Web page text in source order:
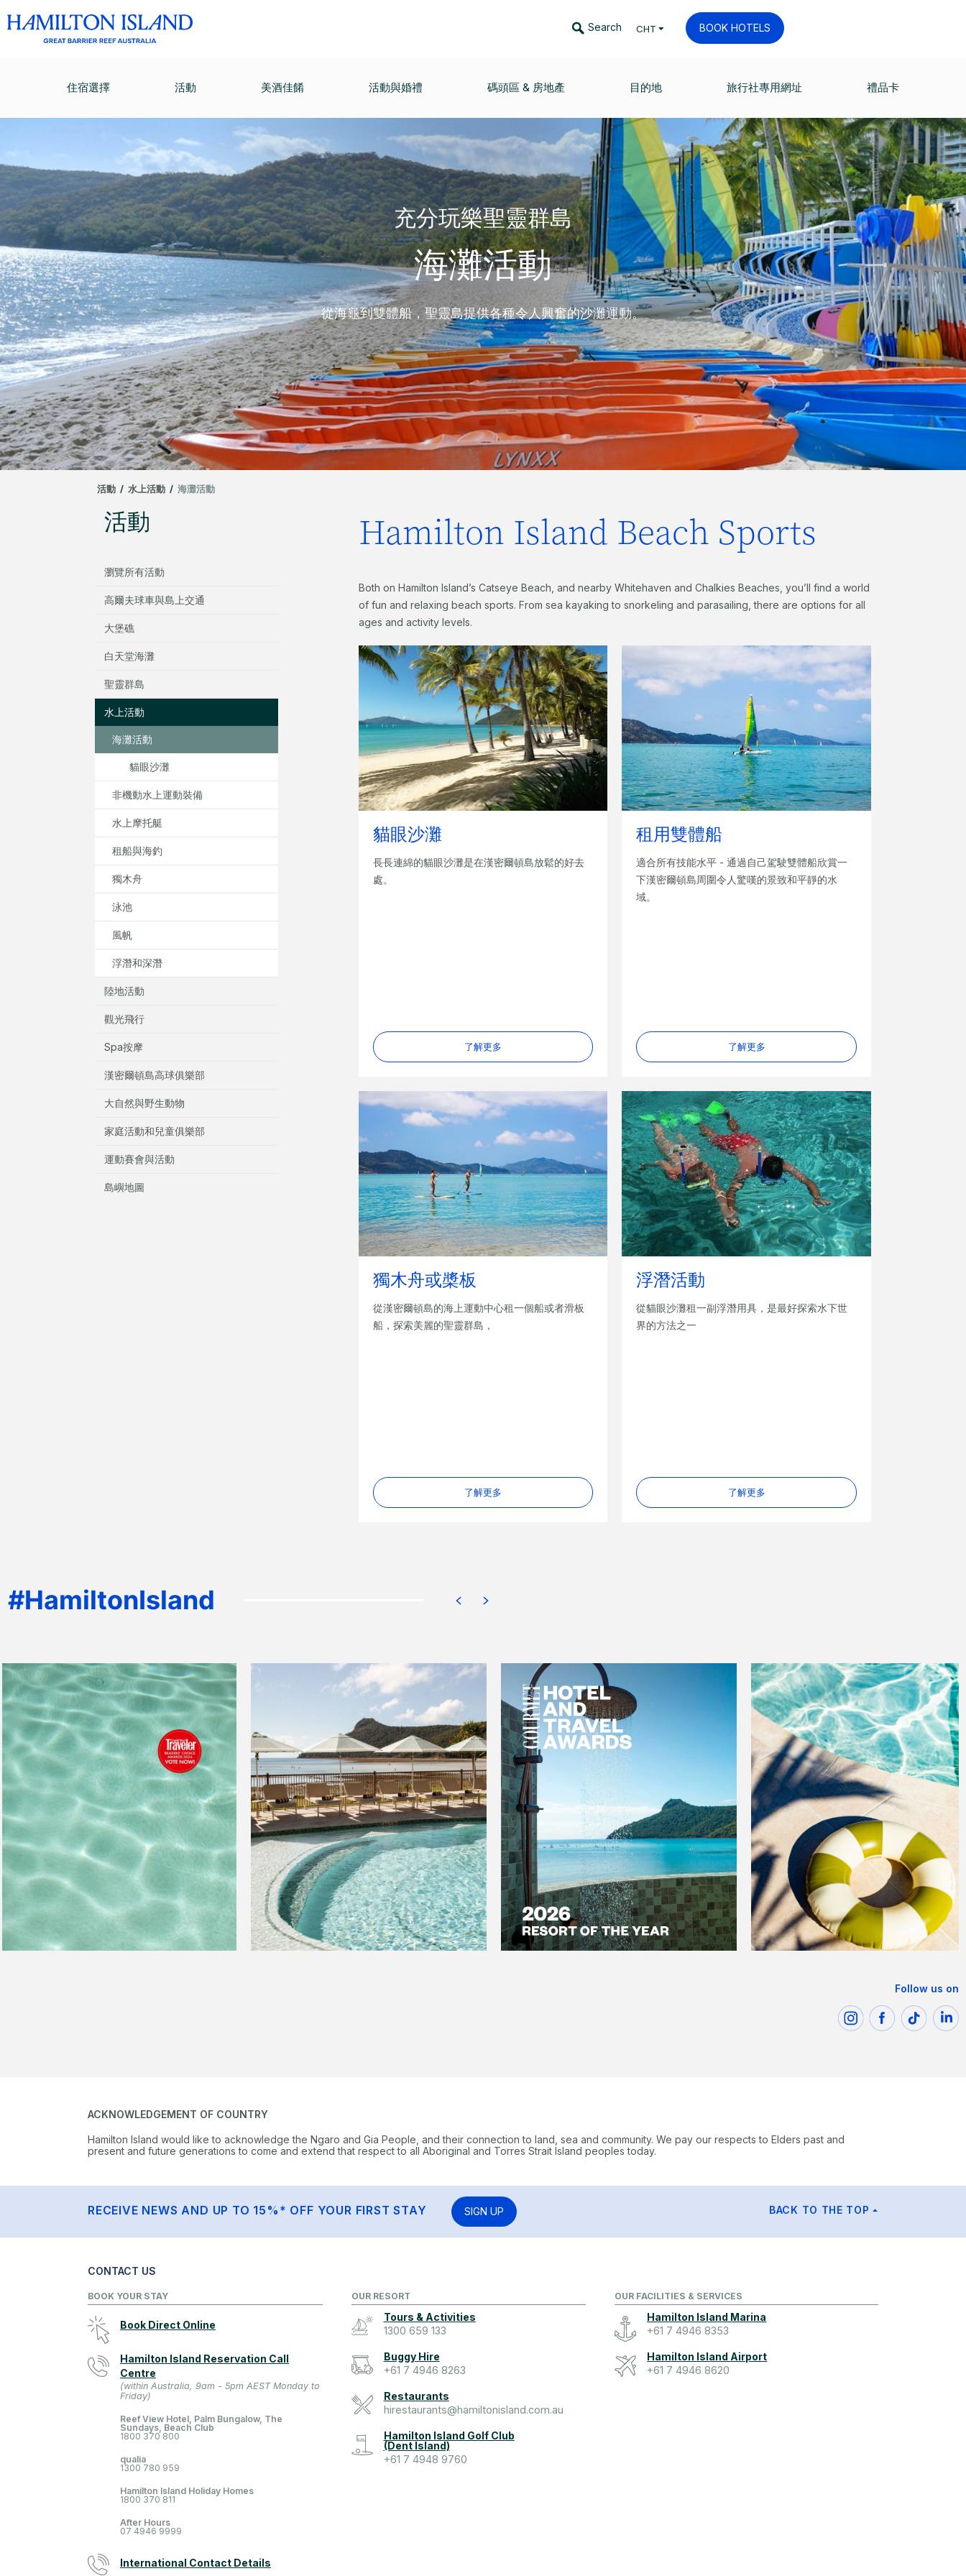
Search CHT BOOK HOTELS
住宿選擇 活動 美酒佳餚 活動與婚禮 碼頭區 & 房地產 目的地 旅行社專用網址 禮品卡
充分玩樂聖靈群島
海灘活動
從海龜到雙體船，聖靈島提供各種令人興奮的沙灘運動。
活動 / 水上活動 / 海灘活動
活動
瀏覽所有活動
高爾夫球車與島上交通
大堡礁
白天堂海灘
聖靈群島
水上活動
海灘活動
貓眼沙灘
非機動水上運動裝備
水上摩托艇
租船與海釣
獨木舟
泳池
風帆
浮潛和深潛
陸地活動
觀光飛行
Spa按摩
漢密爾頓島高球俱樂部
大自然與野生動物
家庭活動和兒童俱樂部
運動賽會與活動
島嶼地圖
Hamilton Island Beach Sports
Both on Hamilton Island’s Catseye Beach, and nearby Whitehaven and Chalkies Beaches, you’ll find a world
of fun and relaxing beach sports. From sea kayaking to snorkeling and parasailing, there are options for all
ages and activity levels.
貓眼沙灘
長長連綿的貓眼沙灘是在漢密爾頓島放鬆的好去
處。
了解更多
租用雙體船
適合所有技能水平 - 通過自己駕駛雙體船欣賞一
下漢密爾頓島周圍令人驚嘆的景致和平靜的水
域。
了解更多
獨木舟或槳板
從漢密爾頓島的海上運動中心租一個船或者滑板
船，探索美麗的聖靈群島，
了解更多
浮潛活動
從貓眼沙灘租一副浮潛用具，是最好探索水下世
界的方法之一
了解更多
Follow us on
ACKNOWLEDGEMENT OF COUNTRY
Hamilton Island would like to acknowledge the Ngaro and Gia People, and their connection to land, sea and community. We pay our respects to Elders past and
present and future generations to come and extend that respect to all Aboriginal and Torres Strait Island peoples today.
RECEIVE NEWS AND UP TO 15%* OFF YOUR FIRST STAY SIGN UP BACK TO THE TOP
CONTACT US
BOOK YOUR STAY
Book Direct Online
Hamilton Island Reservation Call
Centre
(within Australia, 9am - 5pm AEST Monday to
Friday)
Reef View Hotel, Palm Bungalow, The
Sundays, Beach Club
1800 370 800
qualia
1300 780 959
Hamilton Island Holiday Homes
1800 370 811
After Hours
07 4946 9999
International Contact Details
OUR RESORT
Tours & Activities
1300 659 133
Buggy Hire
+61 7 4946 8263
Restaurants
hirestaurants@hamiltonisland.com.au
Hamilton Island Golf Club
(Dent Island)
+61 7 4948 9760
OUR FACILITIES & SERVICES
Hamilton Island Marina
+61 7 4946 8353
Hamilton Island Airport
+61 7 4946 8620